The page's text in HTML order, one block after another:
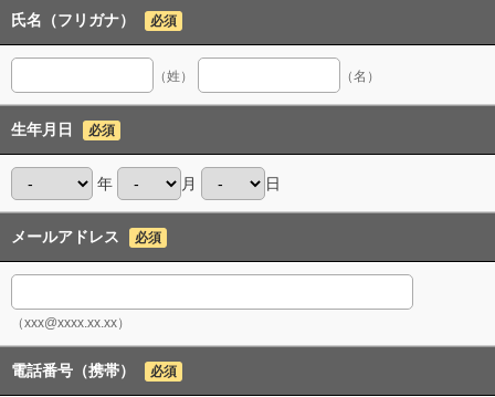
氏名（フリガナ） 必須
（姓） （名）
生年月日 必須
年 月 日
メールアドレス 必須
（xxx@xxxx.xx.xx）
電話番号（携帯） 必須